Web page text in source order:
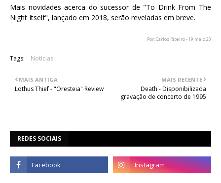
Mais novidades acerca do sucessor de "To Drink From The
Night Itself", lançado em 2018, serão reveladas em breve.
Por: Carlos Ribeiro - 19 maio 20
Tags: Notícias
MAIS RECENTE
Death - Disponibilizada
gravação de concerto de 1995
MAIS ANTIGA
Lothus Thief - "Oresteia" Review
REDES SOCIAIS